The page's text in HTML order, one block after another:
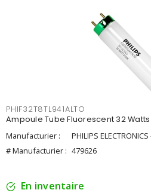
PHIF32T8TL941ALTO
Ampoule Tube Fluorescent 32 Watts
Manufacturier :
PHILIPS
# Manufacturier : 479626
En inventaire